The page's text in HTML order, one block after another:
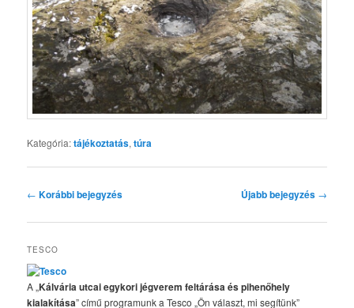
Kategória:tájékoztatás,túra
Bejegyzés
← Korábbi bejegyzés Újabb bejegyzés →
TESCO
A „Kálvária utcai egykori jégverem feltárása és pihenőhely
kialakítása” című programunk a Tesco „Ön választ, mi segítünk”